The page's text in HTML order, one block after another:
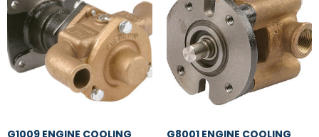
G1009 ENGINE COOLING
G8001 ENGINE COOLING